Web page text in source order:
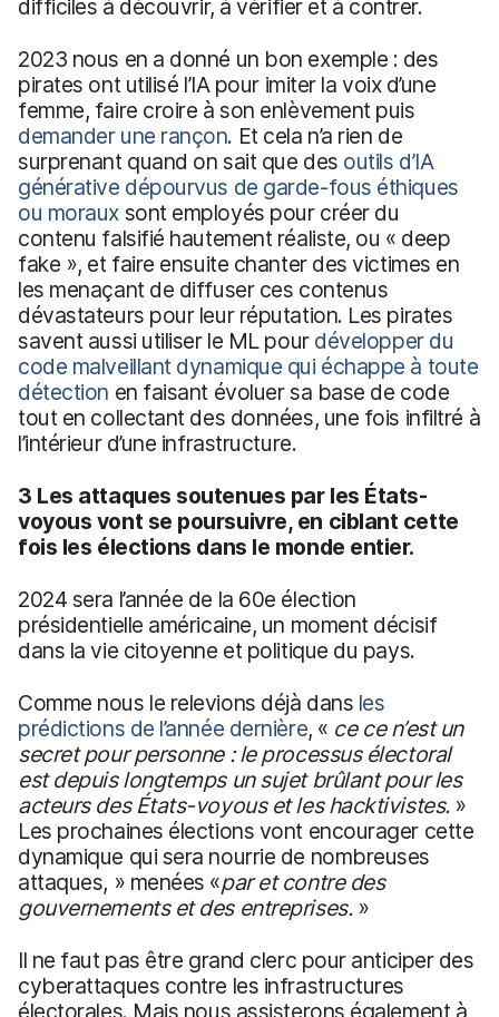
difficiles à découvrir, à vérifier et à contrer.
2023 nous en a donné un bon exemple : des
pirates ont utilisé l’IA pour imiter la voix d’une
femme, faire croire à son enlèvement puis
demander une rançon. Et cela n’a rien de
surprenant quand on sait que des outils d’IA
générative dépourvus de garde-fous éthiques
ou morauxsont employés pour créer du
contenu falsifié hautement réaliste, ou « deep
fake », et faire ensuite chanter des victimes en
les menaçant de diffuser ces contenus
dévastateurs pour leur réputation. Les pirates
savent aussi utiliser le ML pour développer du
code malveillant dynamique qui échappe à toute
détection en faisant évoluer sa base de code
tout en collectant des données, une fois infiltré à
l’intérieur d’une infrastructure.
3 Les attaques soutenues par les États-
voyous vont se poursuivre, en ciblant cette
fois les élections dans le monde entier.
2024 sera l’année de la 60e élection
présidentielle américaine, un moment décisif
dans la vie citoyenne et politique du pays.
Comme nous le relevions déjà dans les
prédictions de l’année dernière, « cece n’est un
secret pour personne : le processus électoral
est depuis longtemps un sujet brûlant pour les
acteurs des États-voyous et les hacktivistes.»
Les prochaines élections vont encourager cette
dynamique qui sera nourrie de nombreuses
attaques, » menées «paret contre des
gouvernements et des entreprises.»
Il ne faut pas être grand clerc pour anticiper des
cyberattaques contre les infrastructures
électorales. Mais nous assisterons également à